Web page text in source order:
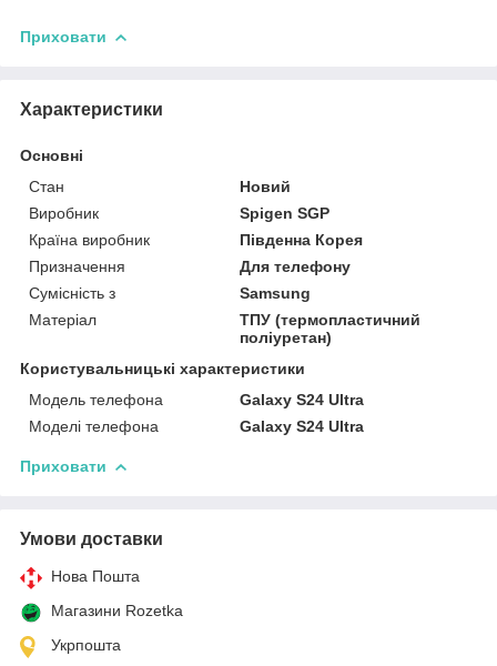
Приховати
Характеристики
Основні
Стан
Новий
Виробник
Spigen SGP
Країна виробник
Південна Корея
Призначення
Для телефону
Сумісність з
Samsung
Матеріал
ТПУ (термопластичний
поліуретан)
Користувальницькі характеристики
Модель телефона
Galaxy S24 Ultra
Моделі телефона
Galaxy S24 Ultra
Приховати
Умови доставки
Нова Пошта
Магазини Rozetka
Укрпошта